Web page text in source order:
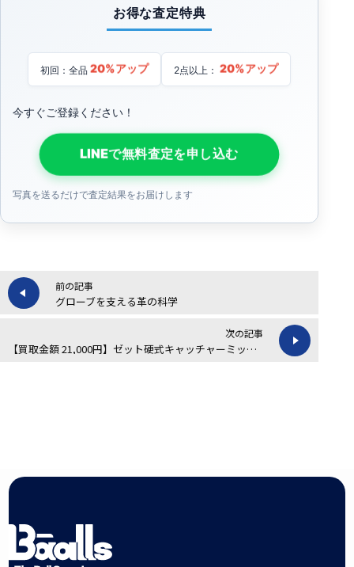
お得な査定特典
初回：全品20%アップ 2点以上：20%アップ
今すぐご登録ください！
LINEで無料査定を申し込む
写真を送るだけで査定結果をお届けします
前の記事
グローブを支える革の科学
次の記事
【買取金額 21,000円】ゼット硬式キャッチャーミットの買取実績